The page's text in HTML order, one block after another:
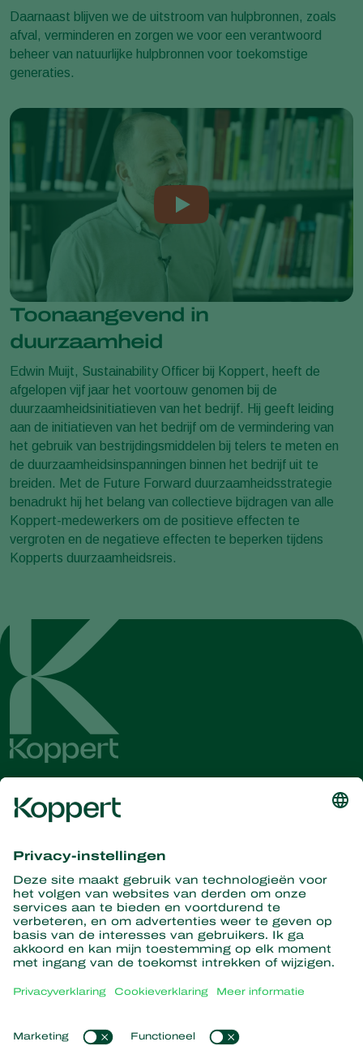
Daarnaast blijven we de uitstroom van hulpbronnen, zoals
afval, verminderen en zorgen we voor een verantwoord
beheer van natuurlijke hulpbronnen voor toekomstige
generaties.
Toonaangevend in
duurzaamheid
Edwin Muijt, Sustainability Officer bij Koppert, heeft de
afgelopen vijf jaar het voortouw genomen bij de
duurzaamheidsinitiatieven van het bedrijf. Hij geeft leiding
aan de initiatieven van het bedrijf om de vermindering van
het gebruik van bestrijdingsmiddelen bij telers te meten en
de duurzaamheidsinspanningen binnen het bedrijf uit te
breiden. Met de Future Forward duurzaamheidsstrategie
benadrukt hij het belang van collectieve bijdragen van alle
Koppert-medewerkers om de positieve effecten te
vergroten en de negatieve effecten te beperken tijdens
Kopperts duurzaamheidsreis.
Ontvang het laatste nieuws en
informatie
Hier aanmelden
Partners with Nature
Roofmijten
Roofinsecten
Nuttige nematoden
Nieuws en evenementen
Populaire links